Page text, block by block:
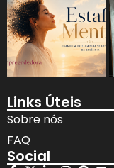
Links Úteis
Sobre nós
FAQ
Social